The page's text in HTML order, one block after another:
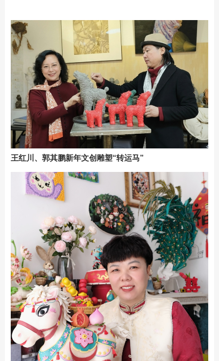
王红川、郭其鹏新年文创雕塑“转运马”